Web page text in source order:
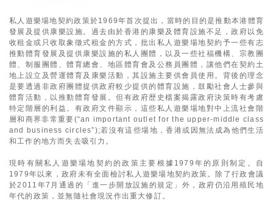
私人遊樂場地契約政策於1969年首次提出，當時的目的是推動本港體育
發展及提供康樂設施。過去由於香港的康樂及體育設施不足，政府以免
收租金或只收取象徵式租金的方式，批出私人遊樂場地契約予一些有志
推動體育發展及提供康樂設施的私人團體，以及一些社福機構、宗教團
體、制服團體、體育總會、地區體育會及公務員團體，讓他們在契約土
地上設立及營運體育及康樂活動，其設施主要供會員使用。背後的理念
是要透過非政府團體提供政府較少提供的體育設施，鼓勵社會人士參與
體育活動，以推動體育發展。但有政府歴史檔案揭露政府決策時有考慮
特定階層的利益。有政府文件顯示，這些私人遊樂場地對中上流社會階
層和商界非常重要(“an important outlet for the upper-middle class
and business circles”);若沒有這些場地，香港或因無法成為他們生活
和工作的地方而失去吸引力。
現時有關私人遊樂場地契約的政策主要根據1979年的原則制定。自
1979年以來，政府未有全面檢討私人遊樂場地契約政策。除了行政會議
於2011年7月通過的「進一步開放設施的規定」外，政府仍沿用殖民地
年代的政策，並無隨社會現況作出重大修訂。